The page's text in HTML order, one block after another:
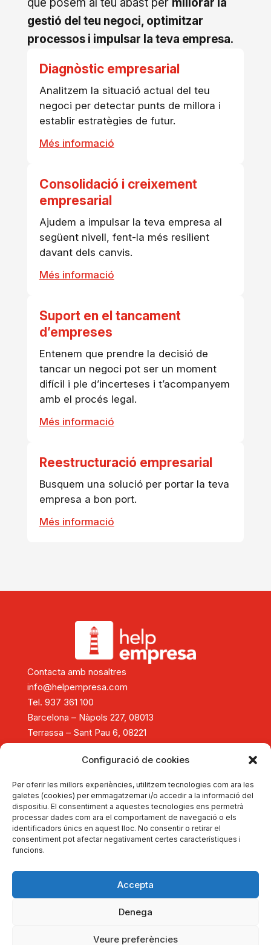
Configuració de cookies
Per oferir les millors experiències, utilitzem tecnologies com ara les
galetes (cookies) per emmagatzemar i/o accedir a la informació del
dispositiu. El consentiment a aquestes tecnologies ens permetrà
processar dades com ara el comportament de navegació o els
identificadors únics en aquest lloc. No consentir o retirar el
consentiment pot afectar negativament certes característiques i
funcions.
Accepta
Denega
Veure preferències
gestió del teu negoci, optimitzar
processos i impulsar la teva empresa.
Diagnòstic empresarial
Analitzem la situació actual del teu
negoci per detectar punts de millora i
establir estratègies de futur.
Més informació
Consolidació i creixement
empresarial
Ajudem a impulsar la teva empresa al
següent nivell, fent-la més resilient
davant dels canvis.
Més informació
Suport en el tancament
d’empreses
Entenem que prendre la decisió de
tancar un negoci pot ser un moment
difícil i ple d’incerteses i t’acompanyem
amb el procés legal.
Més informació
Reestructuració empresarial
Busquem una solució per portar la teva
empresa a bon port.
Més informació
Contacta amb nosaltres
info@helpempresa.com
Tel. 937 361 100
Barcelona – Nàpols 227, 08013
Terrassa – Sant Pau 6, 08221
Consolidació i creixement empresarial
Tancament d'empreses
Formació
Actualitat
Autodiagnostica't
Dona't d'alta
Portal d'Experts
Copyright © 2026 HelpEmpresa
Avís legal